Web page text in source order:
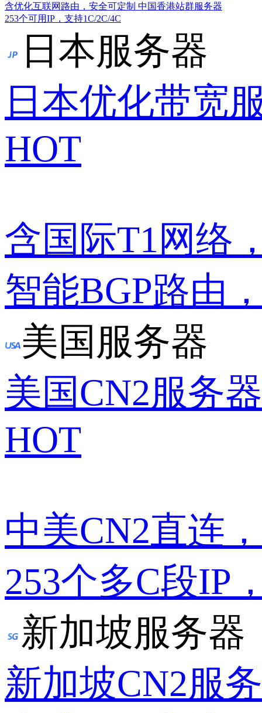
含优化互联网路由，安全可定制 中国香港站群服务器
253个可用IP，支持1C/2C/4C
日本服务器
日本优化带宽
HOT
含国际T1网络
智能BGP路由
美国服务器
美国CN2服务器
HOT
中美CN2直连
253个多C段IP
新加坡服务器
新加坡CN2服